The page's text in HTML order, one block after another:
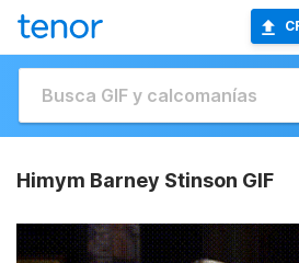
Himym Barney Stinson GIF